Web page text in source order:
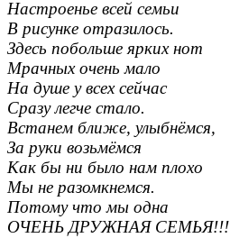
Настроенье всей семьи
В рисунке отразилось.
Здесь побольше ярких нот
Мрачных очень мало
На душе у всех сейчас
Сразу легче стало.
Встанем ближе, улыбнёмся,
За руки возьмёмся
Как бы ни было нам плохо
Мы не разомкнемся.
Потому что мы одна
ОЧЕНЬ ДРУЖНАЯ СЕМЬЯ!!!